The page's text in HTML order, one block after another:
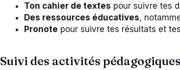
Ton cahier de textes pour suivre tes
Des ressources éducatives,
Pronote pour suivre tes résultats et
Suivi des activités pédagogiques